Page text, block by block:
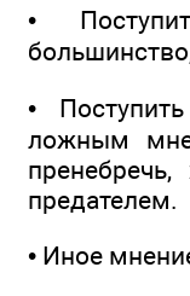
•
•
ложным
предателем.
• Иное